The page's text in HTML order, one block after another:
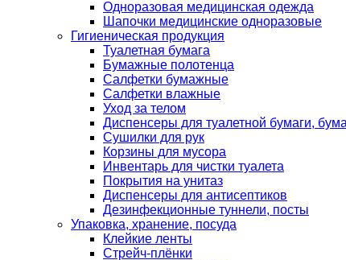
Одноразовая медицинская одежда
Шапочки медицинские одноразовые
Гигиеническая продукция
Туалетная бумага
Бумажные полотенца
Салфетки бумажные
Салфетки влажные
Уход за телом
Диспенсеры для туалетной бумаги,
Сушилки для рук
Корзины для мусора
Инвентарь для чистки туалета
Покрытия на унитаз
Диспенсеры для антисептиков
Дезинфекционные туннели, посты
Упаковка, хранение, посуда
Клейкие ленты
Стрейч-плёнки